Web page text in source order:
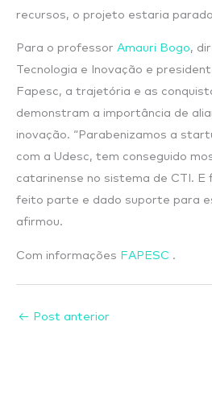
recursos, o projeto estaria
Para o professor Amauri Bogo,
Tecnologia e Inovação e
Fapesc, a trajetória e as
demonstram a importância de
inovação. “Parabenizamos a
com a Udesc, tem conseguido
catarinense no sistema de CTI. E
feito parte e dado suporte para
afirmou.
Com informações FAPESC .
← Post anterior